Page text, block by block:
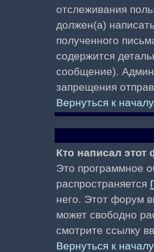
отслеживания
должен(а)
полученного
содержится
сообщение).
запрещения
Вернуться к началу
Кто написал этот
Это программное
распространяется
него. Этот форум
может свободно
смотрите ссылку
Вернуться к началу